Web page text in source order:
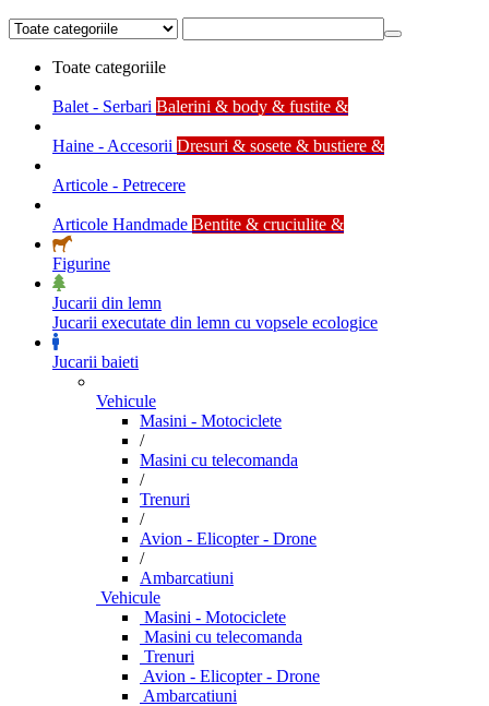
Toate categoriile
Balet - Serbari Balerini & body & fustite &
Haine - Accesorii Dresuri & sosete & bustiere &
Articole - Petrecere
Articole Handmade Bentite & cruciulite &
Figurine
Jucarii din lemn
Jucarii executate din lemn cu vopsele ecologice
Jucarii baieti
Vehicule
Masini - Motociclete
/
Masini cu telecomanda
/
Trenuri
/
Avion - Elicopter - Drone
/
Ambarcatiuni
Vehicule
Masini - Motociclete
Masini cu telecomanda
Trenuri
Avion - Elicopter - Drone
Ambarcatiuni